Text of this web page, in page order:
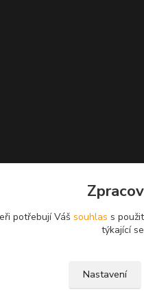
potřebují Váš souhlas s
týkající
Nastavení